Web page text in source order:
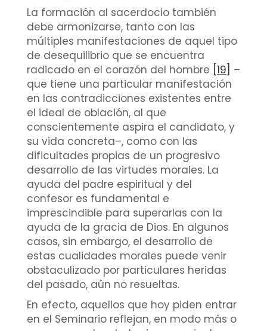
La formación al sacerdocio también
debe armonizarse, tanto con las
múltiples manifestaciones de aquel tipo
de desequilibrio que se encuentra
radicado en el corazón del hombre [19] –
que tiene una particular manifestación
en las contradicciones existentes entre
el ideal de oblación, al que
conscientemente aspira el candidato, y
su vida concreta–, como con las
dificultades propias de un progresivo
desarrollo de las virtudes morales. La
ayuda del padre espiritual y del
confesor es fundamental e
imprescindible para superarlas con la
ayuda de la gracia de Dios. En algunos
casos, sin embargo, el desarrollo de
estas cualidades morales puede venir
obstaculizado por particulares heridas
del pasado, aún no resueltas.
En efecto, aquellos que hoy piden entrar
en el Seminario reflejan, en modo más o